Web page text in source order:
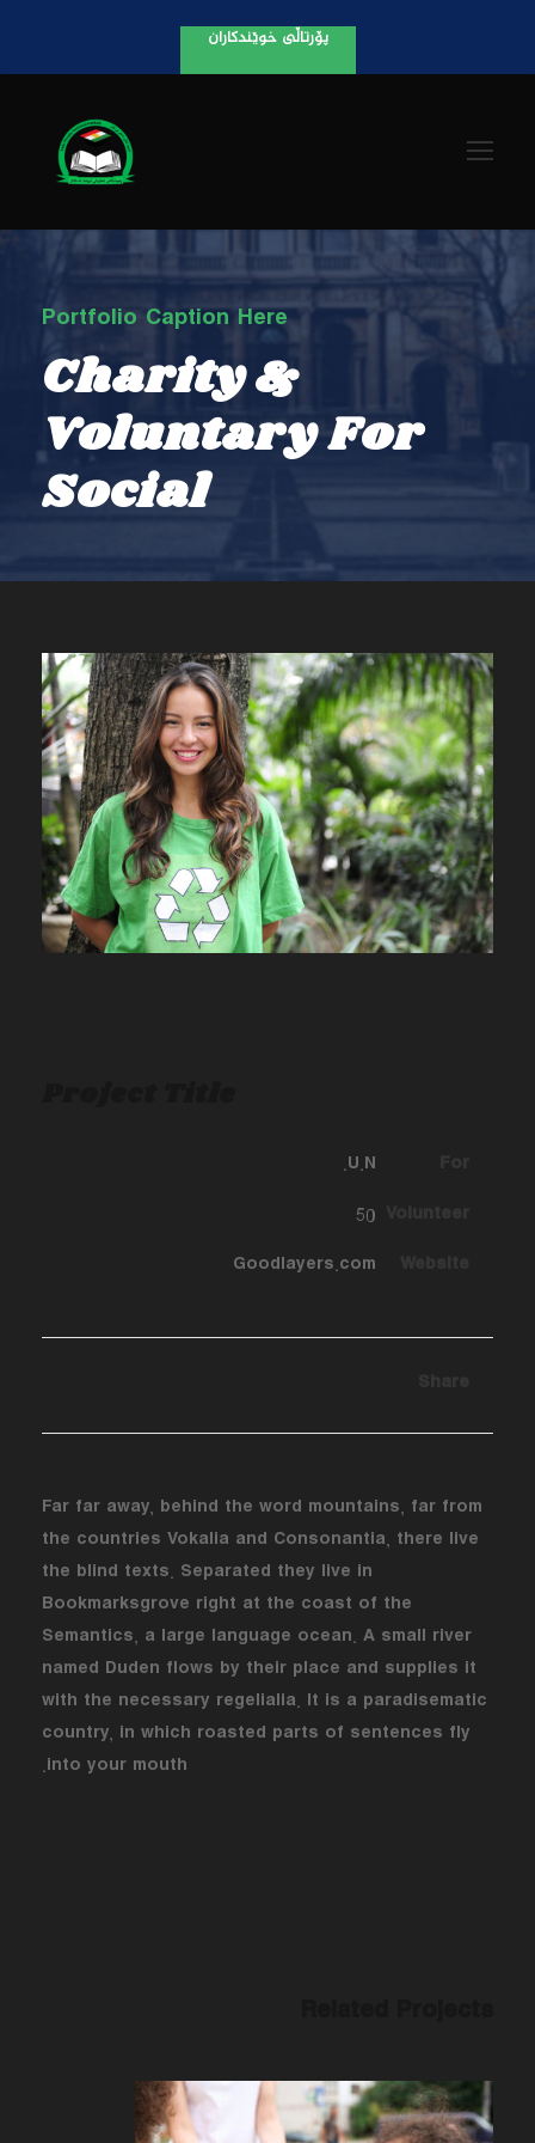
پۆرتاڵی خوێندکاران
Portfolio Caption Here
Charity &
Voluntary For
Social
U.N.
50
Goodlayers.com
Far far away, behind the word mountains, far from
the countries Vokalia and Consonantia, there live
the blind texts. Separated they live in
Bookmarksgrove right at the coast of the
Semantics, a large language ocean. A small river
named Duden flows by their place and supplies it
with the necessary regelialia. It is a paradisematic
country, in which roasted parts of sentences fly
into your mouth.